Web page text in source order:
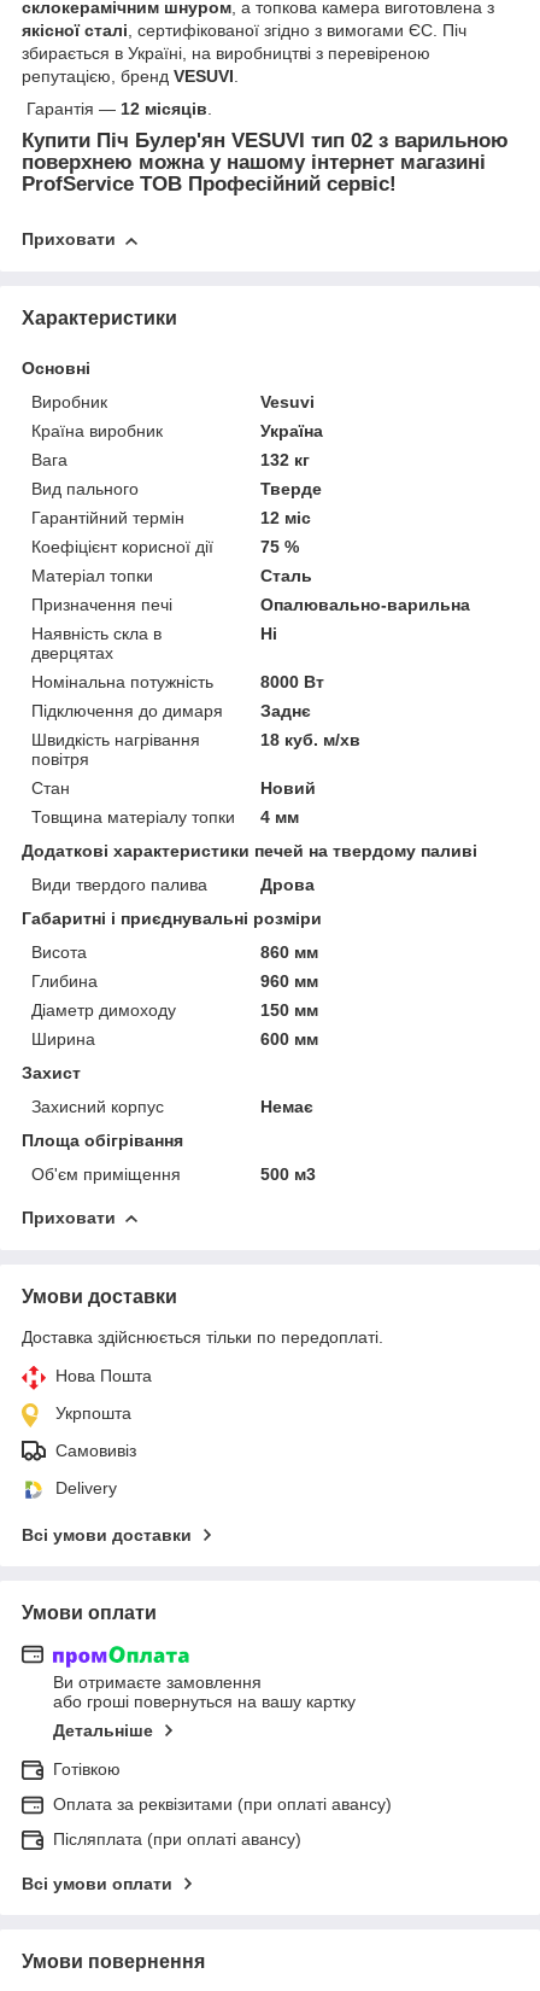
склокерамічним шнуром, а топкова камера виготовлена з
якісної сталі, сертифікованої згідно з вимогами ЄС. Піч
збирається в Україні, на виробництві з перевіреною
репутацією, бренд VESUVI.
Гарантія — 12 місяців.
Купити Піч Булер'ян VESUVI тип 02 з варильною
поверхнею можна у нашому інтернет магазині
ProfService ТОВ Професійний сервіс!
Приховати
Характеристики
Основні
Виробник
Vesuvi
Країна виробник
Україна
Вага
132 кг
Вид пального
Тверде
Гарантійний термін
12 міс
Коефіцієнт корисної дії
75 %
Матеріал топки
Сталь
Призначення печі
Опалювально-варильна
Наявність скла в
дверцятах
Ні
Номінальна потужність
8000 Вт
Підключення до димаря
Заднє
Швидкість нагрівання
повітря
18 куб. м/хв
Стан
Новий
Товщина матеріалу топки
4 мм
Додаткові характеристики печей на твердому паливі
Види твердого палива
Дрова
Габаритні і приєднувальні розміри
Висота
860 мм
Глибина
960 мм
Діаметр димоходу
150 мм
Ширина
600 мм
Захист
Захисний корпус
Немає
Площа обігрівання
Об'єм приміщення
500 м3
Приховати
Умови доставки
Доставка здійснюється тільки по передоплаті.
Нова Пошта
Укрпошта
Самовивіз
Delivery
Всі умови доставки
Умови оплати
Ви отримаєте замовлення
або гроші повернуться на вашу картку
Детальніше
Готівкою
Оплата за реквізитами (при оплаті авансу)
Післяплата (при оплаті авансу)
Всі умови оплати
Умови повернення